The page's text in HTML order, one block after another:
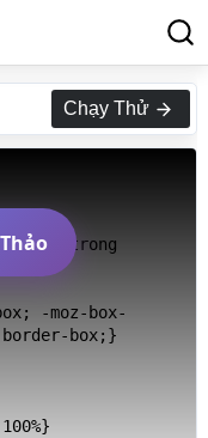
Chạy Thử
trong
-moz-box-
box;}